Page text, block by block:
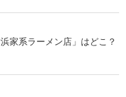
家系ラーメン店」はどこ？